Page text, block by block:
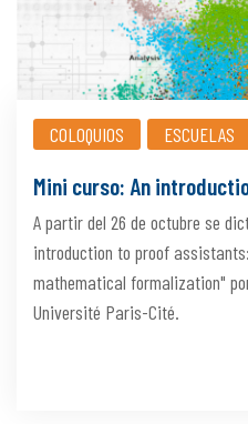
COLOQUIOS ESCUELAS
Mini curso: An
A partir del 26 de octubre se
introduction to proof
mathematical formalization"
Université Paris-Cité.